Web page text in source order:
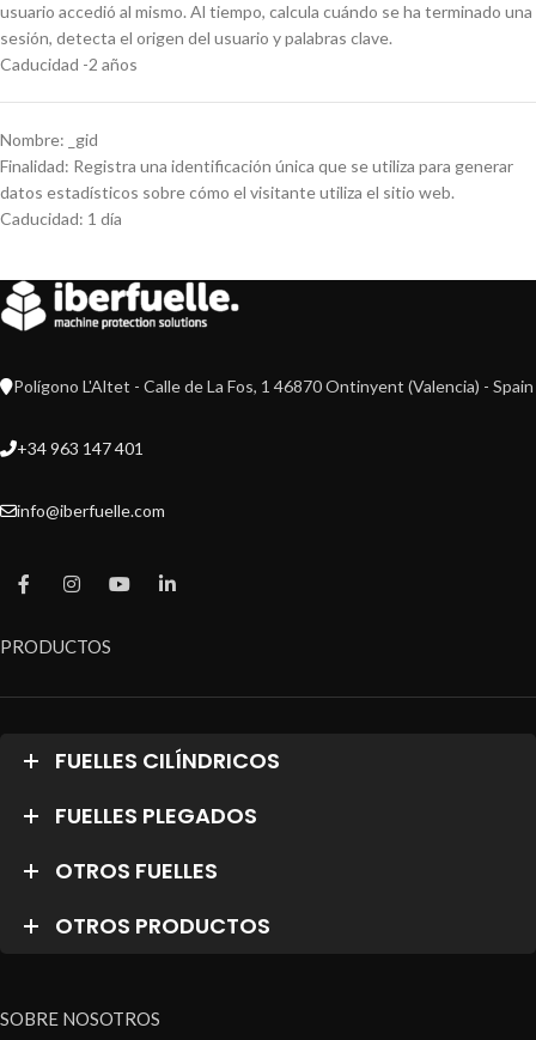
usuario accedió al mismo. Al tiempo, calcula cuándo se ha terminado una
sesión, detecta el origen del usuario y palabras clave.
Caducidad -2 años
Nombre: _gid
Finalidad: Registra una identificación única que se utiliza para generar
datos estadísticos sobre cómo el visitante utiliza el sitio web.
Caducidad: 1 día
Polígono L'Altet - Calle de La Fos, 1 46870 Ontinyent (Valencia) - Spain
+34 963 147 401
info@iberfuelle.com
PRODUCTOS
FUELLES CILÍNDRICOS
FUELLES PLEGADOS
OTROS FUELLES
OTROS PRODUCTOS
SOBRE NOSOTROS